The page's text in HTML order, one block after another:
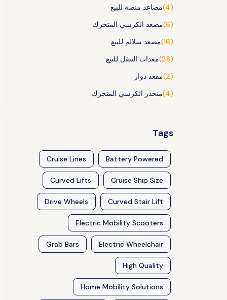
مصاعد منصة للبيع
(4)
مصعد الكرسي المتحرك
(6)
مصعد سلالم للبيع
(16)
معدات التنقل للبيع
(28)
مقعد دوار
(2)
منحدر الكرسي المتحرك
(4)
Tags
Battery Powered
Cruise Lines
Cruise Ship Size
Curved Lifts
Curved Stair Lift
Drive Wheels
Electric Mobility Scooters
Electric Wheelchair
Grab Bars
High Quality
Home Mobility Solutions